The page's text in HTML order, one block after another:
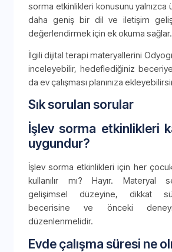
sorma etkinlikleri konusunu yalnızca
daha geniş bir dil ve iletişim
değerlendirmek için ek okuma sağlar.
İlgili dijital terapi materyallerini
inceleyebilir, hedeflediğiniz
da ev çalışması planınıza
Sık sorulan sorular
İşlev sorma etkinlikleri
uygundur?
İşlev sorma etkinlikleri için her
kullanılır mı? Hayır. Materyal
gelişimsel düzeyine, dikkat
becerisine ve önceki
düzenlenmelidir.
Evde çalışma süresi ne